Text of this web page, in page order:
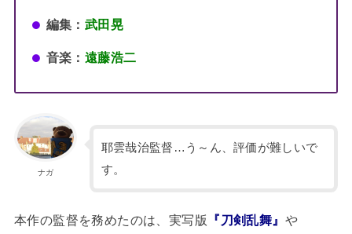
編集： 武田晃
音楽： 遠藤浩二
ナガ
耶雲哉治監督…う～ん、評価が難しいで
す。
本作の監督を務めたのは、実写版 『刀剣乱舞』 や